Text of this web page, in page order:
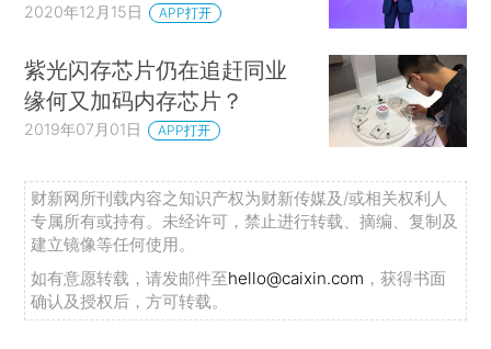
2020年12月15日 APP打开
紫光闪存芯片仍在追赶同业
缘何又加码内存芯片？
2019年07月01日 APP打开
财新网所刊载内容之知识产权为财新传媒及/或相关权利人
专属所有或持有。未经许可，禁止进行转载、摘编、复制及
建立镜像等任何使用。
如有意愿转载，请发邮件至hello@caixin.com ，获得书面
确认及授权后，方可转载。